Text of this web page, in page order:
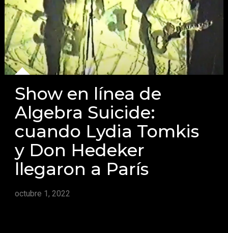
Show en línea de
Algebra Suicide:
cuando Lydia Tomkis
y Don Hedeker
llegaron a París
octubre 1, 2022